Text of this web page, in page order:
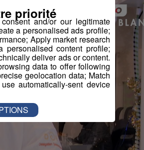
and/or our legitimate
a personalised ads profile;
Apply market research
content profile;
deliver ads or content.
data to offer following
geolocation data; Match
automatically-sent device
priorité